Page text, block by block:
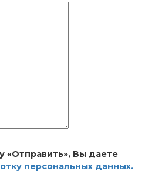
«Отправить», Вы даете
персональных данных.